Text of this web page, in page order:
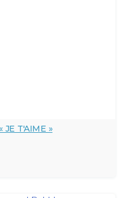
JE T'AIME »